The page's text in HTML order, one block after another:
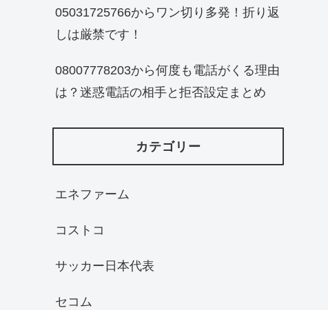
05031725766からワン切り多発！折り返
しは厳禁です！
08007778203から何度も電話がくる理由
は？迷惑電話の相手と拒否設定まとめ
カテゴリー
エネファーム
コストコ
サッカー日本代表
セコム